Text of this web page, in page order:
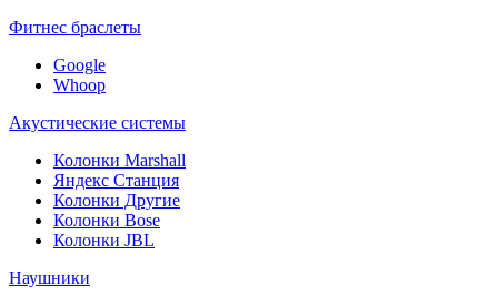
Фитнес браслеты
Google
Whoop
Акустические системы
Колонки Marshall
Яндекс Станция
Колонки Другие
Колонки Bose
Колонки JBL
Наушники